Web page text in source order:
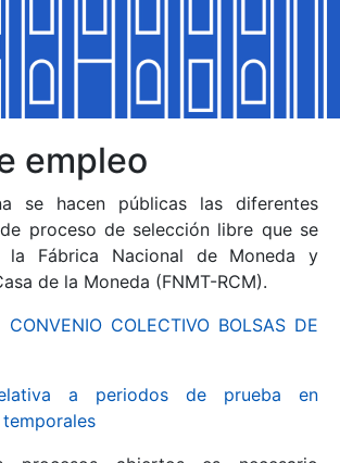
empleo
se hacen públicas las diferentes
proceso de selección libre que se
la Fábrica Nacional de Moneda y
de la Moneda (FNMT-RCM).
COLECTIVO BOLSAS DE
a periodos de prueba en